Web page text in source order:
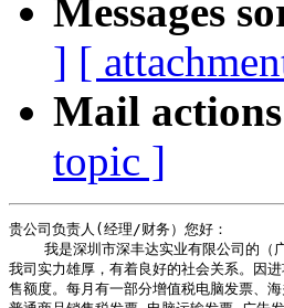
Messages
] [
Mail
topic ]
贵公司负责人(经理/财务）您好：
我是深圳市深丰达实业有限公司的（
我司实力雄厚，有着良好的社会关系。因
售额度。每月有一部分增值税电脑发票、